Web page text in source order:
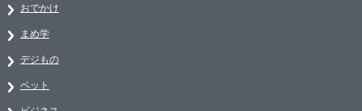
おでかけ
まめ学
デジもの
ペット